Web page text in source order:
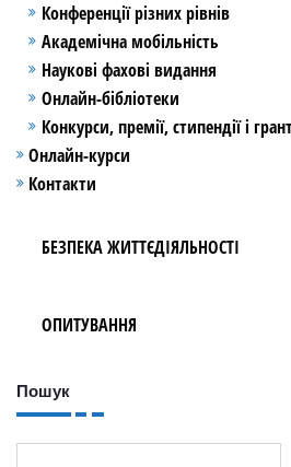
Конференції різних рівнів
Академічна мобільність
Наукові фахові видання
Онлайн-бібліотеки
Конкурси, премії, стипендії і
Онлайн-курси
Контакти
БЕЗПЕКА ЖИТТЄДІЯЛЬНОСТІ
ОПИТУВАННЯ
Пошук